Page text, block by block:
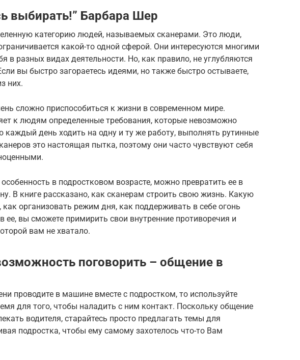
выбирать!” Барбара Шер
категорию людей, называемых сканерами. Это люди,
какой-то одной сферой. Они интересуются многими
в разных видах деятельности. Но, как правило, не углубляются
вы быстро загораетесь идеями, но также быстро остываете,
них.
сложно приспособиться к жизни в современном мире.
к людям определенные требования, которые невозможно
каждый день ходить на одну и ту же работу, выполнять рутинные
это настоящая пытка, поэтому они часто чувствуют себя
особенность в подростковом возрасте, можно превратить ее в
В книге рассказано, как сканерам строить свою жизнь. Какую
организовать режим дня, как поддерживать в себе огонь
ее, вы сможете примирить свои внутренние противоречия и
вам не хватало.
поговорить – общение в
проводите в машине вместе с подростком, то используйте
для того, чтобы наладить с ним контакт. Поскольку общение
водителя, старайтесь просто предлагать темы для
подростка, чтобы ему самому захотелось что-то Вам